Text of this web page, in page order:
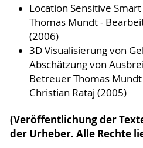
Location Sensitive
Thomas Mundt -
(2006)
3D Visualisierung von
Abschätzung von
Betreuer Thomas
Christian Rataj (2005)
(Veröffentlichung der
der Urheber. Alle Rechte